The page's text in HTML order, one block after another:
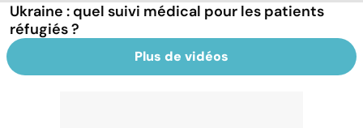
Ukraine : quel suivi médical pour les patients
réfugiés ?
Plus de vidéos